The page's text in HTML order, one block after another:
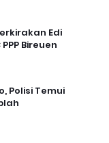
Edi
Bireuen
Polisi Temui